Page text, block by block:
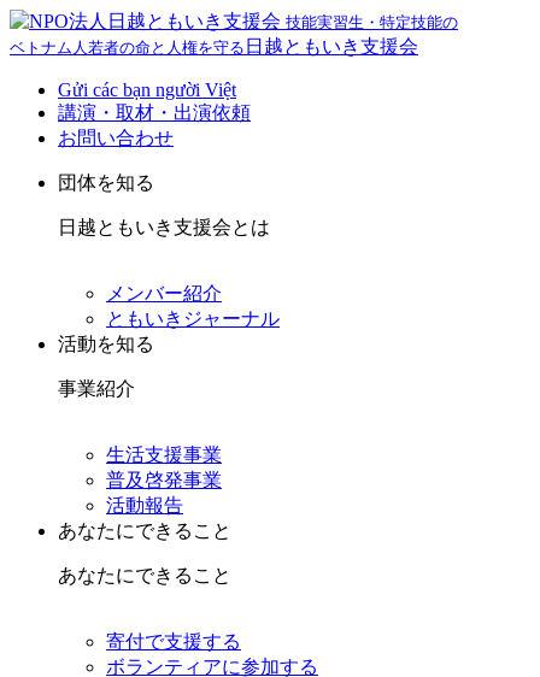
技能実習生・特定技能の
ベトナム人若者の命と人権を守る 日越ともいき支援会
Gửi các bạn người Việt
講演・取材・出演依頼
お問い合わせ
団体を知る
日越ともいき支援会とは
メンバー紹介
ともいきジャーナル
活動を知る
事業紹介
生活支援事業
普及啓発事業
活動報告
あなたにできること
あなたにできること
寄付で支援する
ボランティアに参加する